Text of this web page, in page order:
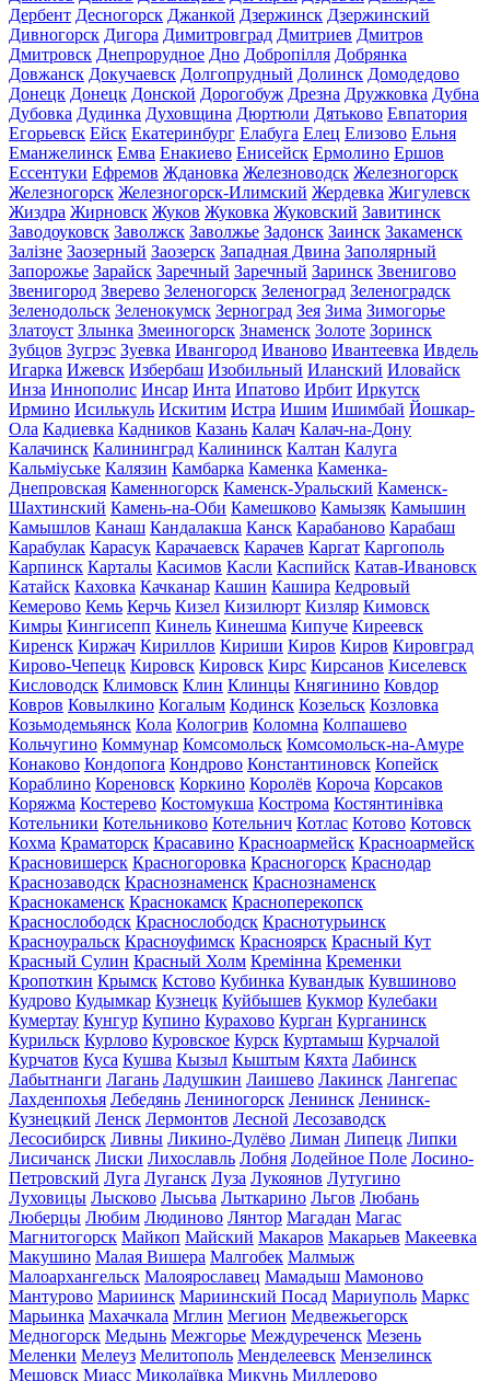
Дербент Десногорск Джанкой Дзержинск Дзержинский
Дивногорск Дигора Димитровград Дмитриев Дмитров
Дмитровск Днепрорудное Дно Добропілля Добрянка
Довжанск Докучаевск Долгопрудный Долинск Домодедово
Донецк Донецк Донской Дорогобуж Дрезна Дружковка Дубна
Дубовка Дудинка Духовщина Дюртюли Дятьково Евпатория
Егорьевск Ейск Екатеринбург Елабуга Елец Елизово Ельня
Еманжелинск Емва Енакиево Енисейск Ермолино Ершов
Ессентуки Ефремов Ждановка Железноводск Железногорск
Железногорск Железногорск-Илимский Жердевка Жигулевск
Жиздра Жирновск Жуков Жуковка Жуковский Завитинск
Заводоуковск Заволжск Заволжье Задонск Заинск Закаменск
Залізне Заозерный Заозерск Западная Двина Заполярный
Запорожье Зарайск Заречный Заречный Заринск Звенигово
Звенигород Зверево Зеленогорск Зеленоград Зеленоградск
Зеленодольск Зеленокумск Зерноград Зея Зима Зимогорье
Златоуст Злынка Змеиногорск Знаменск Золоте Зоринск
Зубцов Зугрэс Зуевка Ивангород Иваново Ивантеевка Ивдель
Игарка Ижевск Избербаш Изобильный Иланский Иловайск
Инза Иннополис Инсар Инта Ипатово Ирбит Иркутск
Ирмино Исилькуль Искитим Истра Ишим Ишимбай Йошкар-
Ола Кадиевка Кадников Казань Калач Калач-на-Дону
Калачинск Калининград Калининск Калтан Калуга
Кальміуське Калязин Камбарка Каменка Каменка-
Днепровская Каменногорск Каменск-Уральский Каменск-
Шахтинский Камень-на-Оби Камешково Камызяк Камышин
Камышлов Канаш Кандалакша Канск Карабаново Карабаш
Карабулак Карасук Карачаевск Карачев Каргат Каргополь
Карпинск Карталы Касимов Касли Каспийск Катав-Ивановск
Катайск Каховка Качканар Кашин Кашира Кедровый
Кемерово Кемь Керчь Кизел Кизилюрт Кизляр Кимовск
Кимры Кингисепп Кинель Кинешма Кипуче Киреевск
Киренск Киржач Кириллов Кириши Киров Киров Кировград
Кирово-Чепецк Кировск Кировск Кирс Кирсанов Киселевск
Кисловодск Климовск Клин Клинцы Княгинино Ковдор
Ковров Ковылкино Когалым Кодинск Козельск Козловка
Козьмодемьянск Кола Кологрив Коломна Колпашево
Кольчугино Коммунар Комсомольск Комсомольск-на-Амуре
Конаково Кондопога Кондрово Константиновск Копейск
Кораблино Кореновск Коркино Королёв Короча Корсаков
Коряжма Костерево Костомукша Кострома Костянтинівка
Котельники Котельниково Котельнич Котлас Котово Котовск
Кохма Краматорск Красавино Красноармейск Красноармейск
Красновишерск Красногоровка Красногорск Краснодар
Краснозаводск Краснознаменск Краснознаменск
Краснокаменск Краснокамск Красноперекопск
Краснослободск Краснослободск Краснотурьинск
Красноуральск Красноуфимск Красноярск Красный Кут
Красный Сулин Красный Холм Кремінна Кременки
Кропоткин Крымск Кстово Кубинка Кувандык Кувшиново
Кудрово Кудымкар Кузнецк Куйбышев Кукмор Кулебаки
Кумертау Кунгур Купино Курахово Курган Курганинск
Курильск Курлово Куровское Курск Куртамыш Курчалой
Курчатов Куса Кушва Кызыл Кыштым Кяхта Лабинск
Лабытнанги Лагань Ладушкин Лаишево Лакинск Лангепас
Лахденпохья Лебедянь Лениногорск Ленинск Ленинск-
Кузнецкий Ленск Лермонтов Лесной Лесозаводск
Лесосибирск Ливны Ликино-Дулёво Лиман Липецк Липки
Лисичанск Лиски Лихославль Лобня Лодейное Поле Лосино-
Петровский Луга Луганск Луза Лукоянов Лутугино
Луховицы Лысково Лысьва Лыткарино Льгов Любань
Люберцы Любим Людиново Лянтор Магадан Магас
Магнитогорск Майкоп Майский Макаров Макарьев Макеевка
Макушино Малая Вишера Малгобек Малмыж
Малоархангельск Малоярославец Мамадыш Мамоново
Мантурово Мариинск Мариинский Посад Мариуполь Маркс
Марьинка Махачкала Мглин Мегион Медвежьегорск
Медногорск Медынь Межгорье Междуреченск Мезень
Меленки Мелеуз Мелитополь Менделеевск Мензелинск
Мещовск Миасс Миколаївка Микунь Миллерово